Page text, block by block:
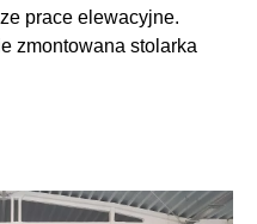
prace elewacyjne.
zmontowana stolarka